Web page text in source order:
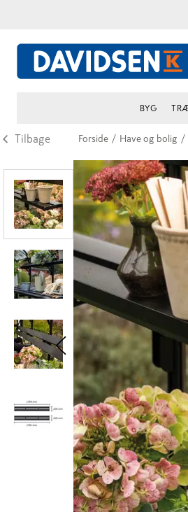
BYG
Tilbage Forside / Have og bolig /